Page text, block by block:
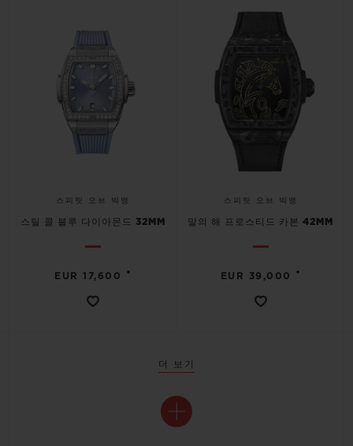
스피릿 오브 빅뱅
스틸 콜 블루 다이아몬드 32MM
EUR 17,600 •
스피릿 오브 빅뱅
말의 해 프로스티드 카본 42MM
EUR 39,000 •
더 보기